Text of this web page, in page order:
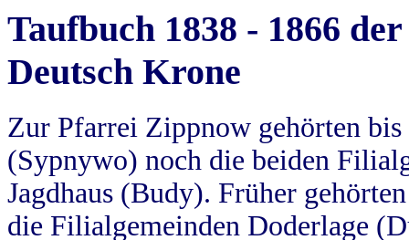
Taufbuch 1838 - 1866
Deutsch Krone
Zur Pfarrei Zippnow gehörten
(Sypnywo) noch die beiden
Jagdhaus (Budy). Früher
die Filialgemeinden Doderlage